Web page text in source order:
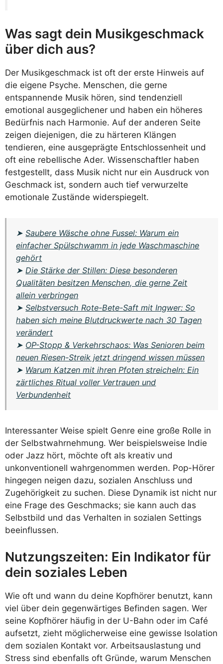
Was sagt dein Musikgeschmack
über dich aus?
Der Musikgeschmack ist oft der erste Hinweis auf
die eigene Psyche. Menschen, die gerne
entspannende Musik hören, sind tendenziell
emotional ausgeglichener und haben ein höheres
Bedürfnis nach Harmonie. Auf der anderen Seite
zeigen diejenigen, die zu härteren Klängen
tendieren, eine ausgeprägte Entschlossenheit und
oft eine rebellische Ader. Wissenschaftler haben
festgestellt, dass Musik nicht nur ein Ausdruck von
Geschmack ist, sondern auch tief verwurzelte
emotionale Zustände widerspiegelt.
➤Saubere Wäsche ohne Fussel: Warum ein
einfacher Spülschwamm in jede Waschmaschine
gehört
➤ Die Stärke der Stillen: Diese besonderen
Qualitäten besitzen Menschen, die gerne Zeit
allein verbringen
➤Selbstversuch Rote-Bete-Saft mit Ingwer: So
haben sich meine Blutdruckwerte nach 30 Tagen
verändert
➤ OP-Stopp & Verkehrschaos: Was Senioren beim
neuen Riesen-Streik jetzt dringend wissen müssen
➤ Warum Katzen mit ihren Pfoten streicheln: Ein
zärtliches Ritual voller Vertrauen und
Verbundenheit
Interessanter Weise spielt Genre eine große Rolle in
der Selbstwahrnehmung. Wer beispielsweise Indie
oder Jazz hört, möchte oft als kreativ und
unkonventionell wahrgenommen werden. Pop-Hörer
hingegen neigen dazu, sozialen Anschluss und
Zugehörigkeit zu suchen. Diese Dynamik ist nicht nur
eine Frage des Geschmacks; sie kann auch das
Selbstbild und das Verhalten in sozialen Settings
beeinflussen.
Nutzungszeiten: Ein Indikator für
dein soziales Leben
Wie oft und wann du deine Kopfhörer benutzt, kann
viel über dein gegenwärtiges Befinden sagen. Wer
seine Kopfhörer häufig in der U-Bahn oder im Café
aufsetzt, zieht möglicherweise eine gewisse Isolation
dem sozialen Kontakt vor. Arbeitsauslastung und
Stress sind ebenfalls oft Gründe, warum Menschen